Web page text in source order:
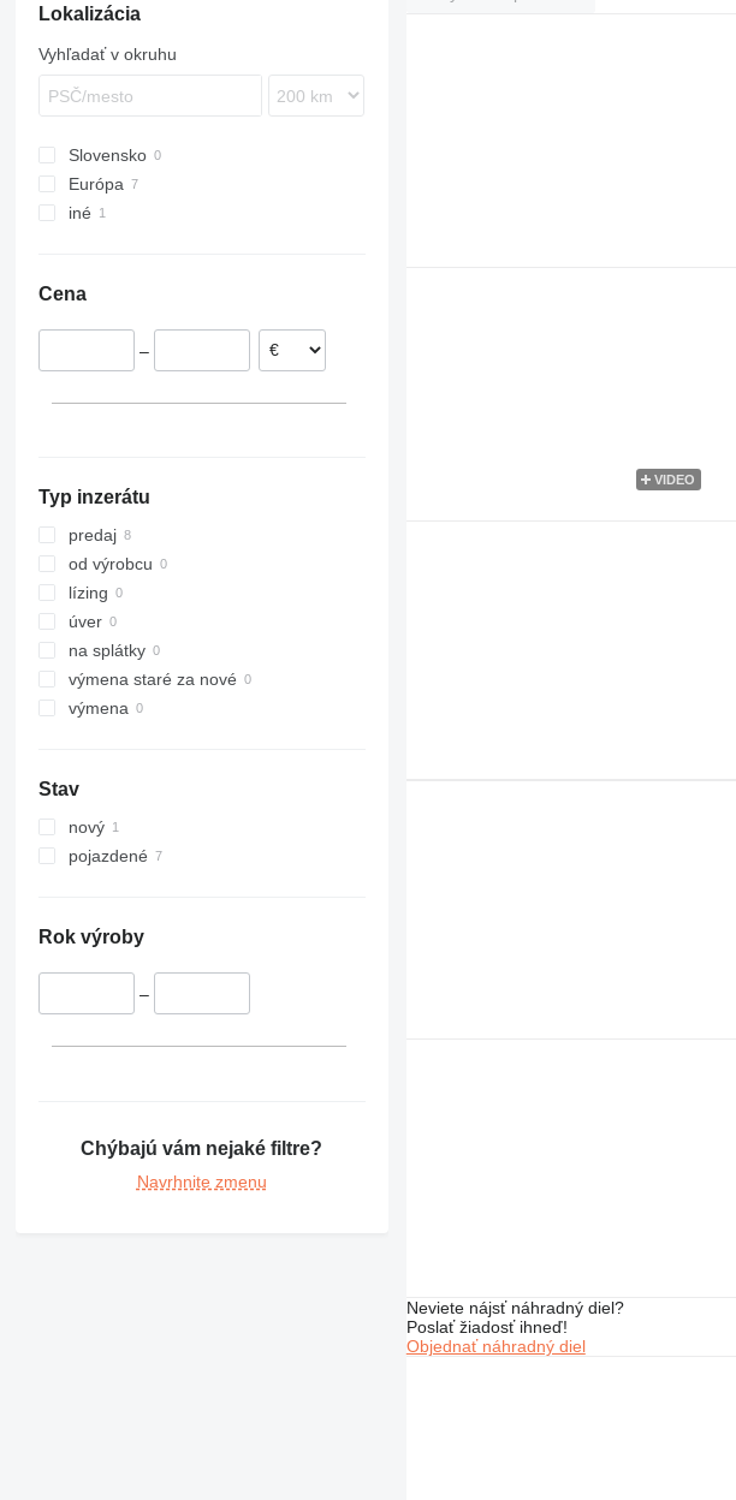
S series
Vio
Lokalizácia
Vyhľadať v okruhu
Slovensko
Európa
iné
Cena
–
Typ inzerátu
predaj
od výrobcu
lízing
úver
na splátky
výmena staré za nové
výmena
Stav
nový
pojazdené
Rok výroby
–
Chýbajú vám nejaké filtre?
Navrhnite zmenu
VIDEO
Neviete nájsť náhradný diel?
Poslať žiadosť ihneď!
Objednať náhradný diel